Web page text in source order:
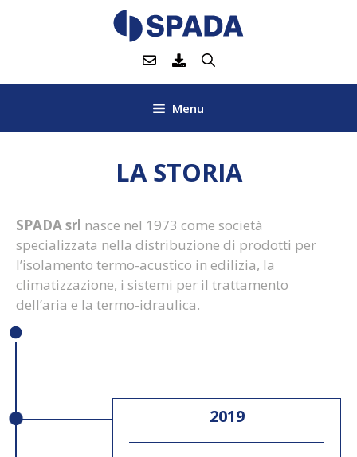
Menu
LA STORIA
SPADA srl nasce nel 1973 come società
specializzata nella distribuzione di prodotti per
l’isolamento termo-acustico in edilizia, la
climatizzazione, i sistemi per il trattamento
dell’aria e la termo-idraulica.
2019